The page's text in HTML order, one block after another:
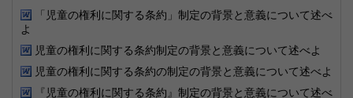
「児童の権利に関する条約」制定の背景と意義について述べ
よ
児童の権利に関する条約制定の背景と意義について述べよ
児童の権利に関する条約の制定の背景と意義について述べよ
『児童の権利に関する条約』制定の背景と意義について述べ